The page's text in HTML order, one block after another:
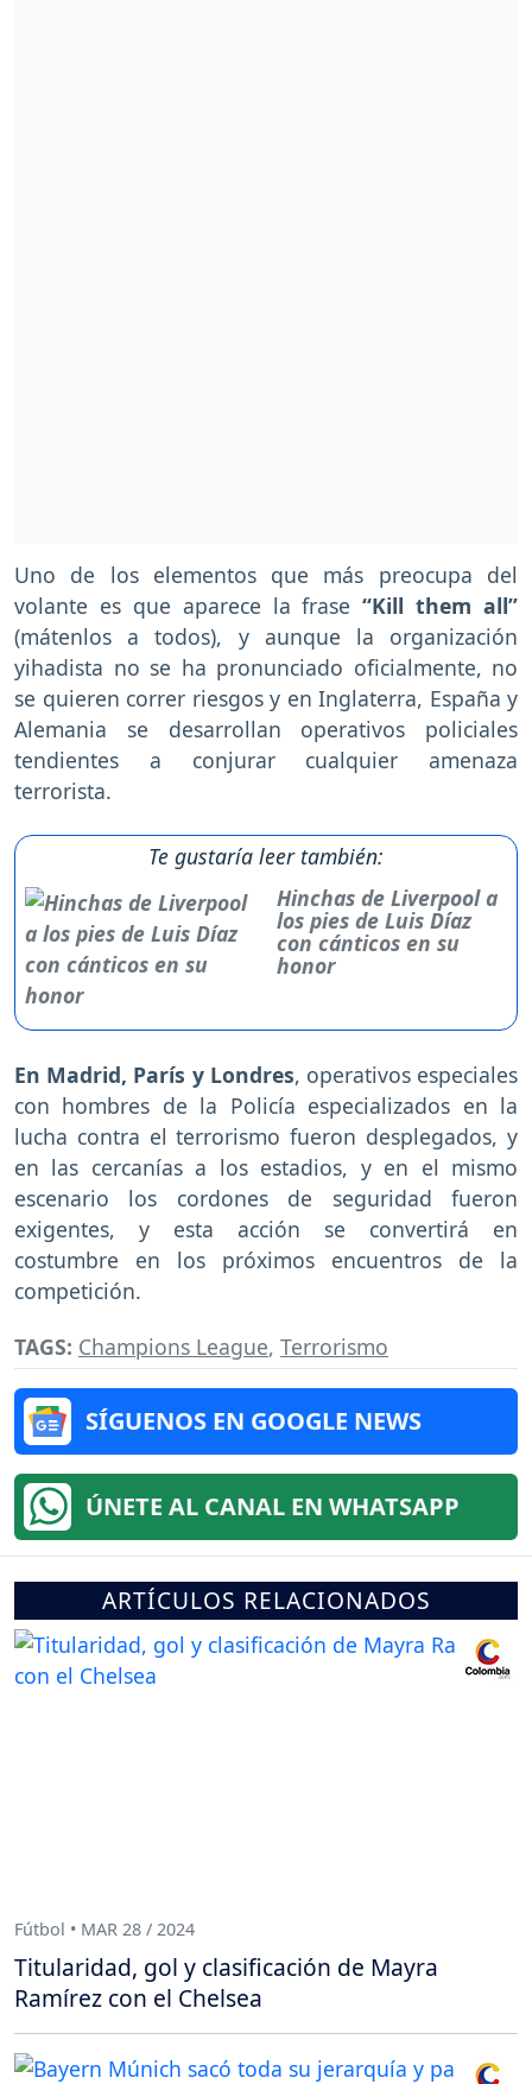
Uno de los elementos que más preocupa del
volante es que aparece la frase“Kill them all”
(mátenlos a todos), y aunque la organización
yihadista no se ha pronunciado oficialmente, no
se quieren correr riesgos y en Inglaterra, España y
Alemania se desarrollan operativos policiales
tendientes a conjurar cualquier amenaza
terrorista.
Te gustaría leer también:
Hinchas de Liverpool a
los pies de Luis Díaz
con cánticos en su
honor
En Madrid, París y Londres, operativos especiales
con hombres de la Policía especializados en la
lucha contra el terrorismo fueron desplegados, y
en las cercanías a los estadios, y en el mismo
escenario los cordones de seguridad fueron
exigentes, y esta acción se convertirá en
costumbre en los próximos encuentros de la
competición.
TAGS: Champions League, Terrorismo
SÍGUENOS EN GOOGLE NEWS
ÚNETE AL CANAL EN WHATSAPP
ARTÍCULOS RELACIONADOS
Fútbol • MAR 28 / 2024
Titularidad, gol y clasificación de Mayra
Ramírez con el Chelsea